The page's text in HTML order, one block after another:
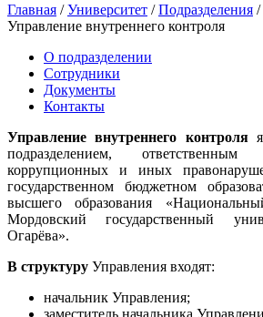
Главная /Университет /Подразделения /
Управление внутреннего контроля
О подразделении
Сотрудники
Документы
Контакты
Управление внутреннего контроля
подразделением,
коррупционных и иных
государственном бюджетном
высшего образования
Мордовский государственный
Огарёва».
В структуру Управления входят:
начальник Управления;
заместитель начальника